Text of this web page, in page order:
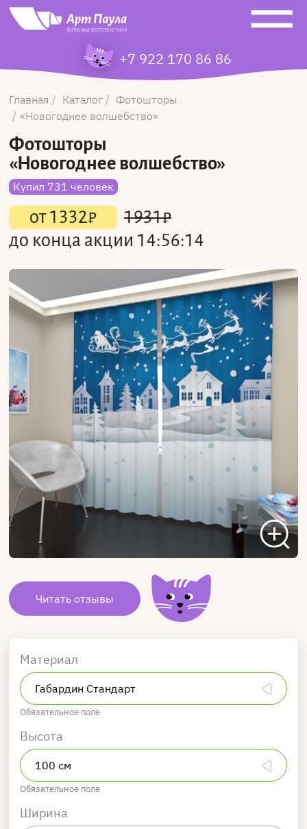
+7 922 170 86 86
Главная Каталог
Фотошторы
Новогоднее волшебство
Фотошторы
«Новогоднее волшебство»
Купил 731 человек
от1332₽ 1931₽
до конца акции 14:56:14
Читать отзывы
Материал
Обязательное поле
Высота
Обязательное поле
Ширина